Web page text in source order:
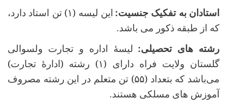
استادان به تفکیک جنسیت: این لیسه (۱) تن استاد دارد،
که از طبقه ذکور می باشد.
رشته های تحصیلی: لیسۀ اداره و تجارت ولسوالی
گلستان ولایت فراه دارای (۱)
رشته (ادارۀ تجارت)
می‌باشد که بتعداد (۵۵) تن متعلم در این رشته مصروف
آموزش‌ های مسلکی هستند.